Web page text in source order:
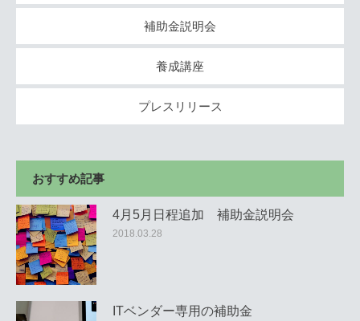
補助金説明会
養成講座
プレスリリース
おすすめ記事
4月5月日程追加 補助金説明会
2018.03.28
ITベンダー専用の補助金